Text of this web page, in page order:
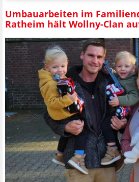
Umbauarbeiten im
Ratheim hält Wollny-Clan